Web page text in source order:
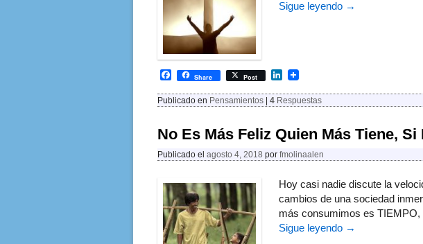
Sigue leyendo →
F
c
e
o
o
k
Share Post
L
n
k
d
I
n
Publicado en Pensamientos | 4 Respuestas
No Es Más Feliz Quien Más Tiene,
Publicado el agosto 4, 2018 por fmolinaalen
Hoy casi nadie discute la
cambios de una sociedad
más consumimos es
Sigue leyendo →